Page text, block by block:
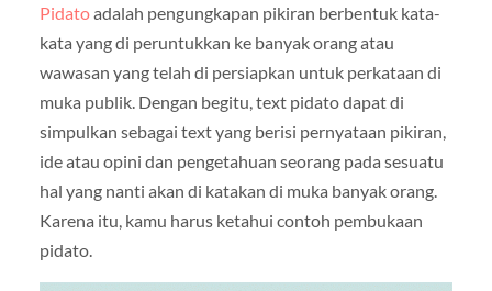
Pidatoadalah pengungkapan pikiran berbentuk kata-
kata yang di peruntukkan ke banyak orang atau
wawasan yang telah di persiapkan untuk perkataan di
muka publik. Dengan begitu, text pidato dapat di
simpulkan sebagai text yang berisi pernyataan pikiran,
ide atau opini dan pengetahuan seorang pada sesuatu
hal yang nanti akan di katakan di muka banyak orang.
Karena itu, kamu harus ketahui contoh pembukaan
pidato.